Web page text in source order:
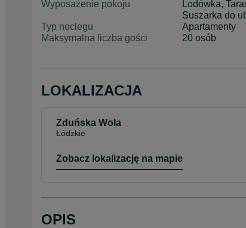
Wyposażenie pokoju
Lodówka,
Suszarka do
Typ noclegu
Apartamenty
Maksymalna liczba gości
20 osób
LOKALIZACJA
Zduńska Wola
Łódzkie
Zobacz lokalizację na mapie
OPIS